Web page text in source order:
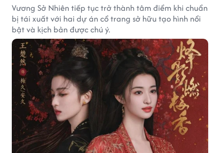
Vương Sở Nhiên tiếp tục trở thành tâm điểm khi chuẩn
bị tái xuất với hai dự án cổ trang sở hữu tạo hình nổi
bật và kịch bản được chú ý.